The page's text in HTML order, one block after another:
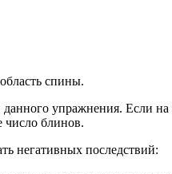
спины.
упражнения. Если
число блинов.
негативных последствий: